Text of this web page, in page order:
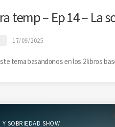
temp – Ep 14 – La
17/09/2025
tema basandonos en los 2 libros
SOBRIEDAD SHOW